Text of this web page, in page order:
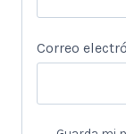
Correo